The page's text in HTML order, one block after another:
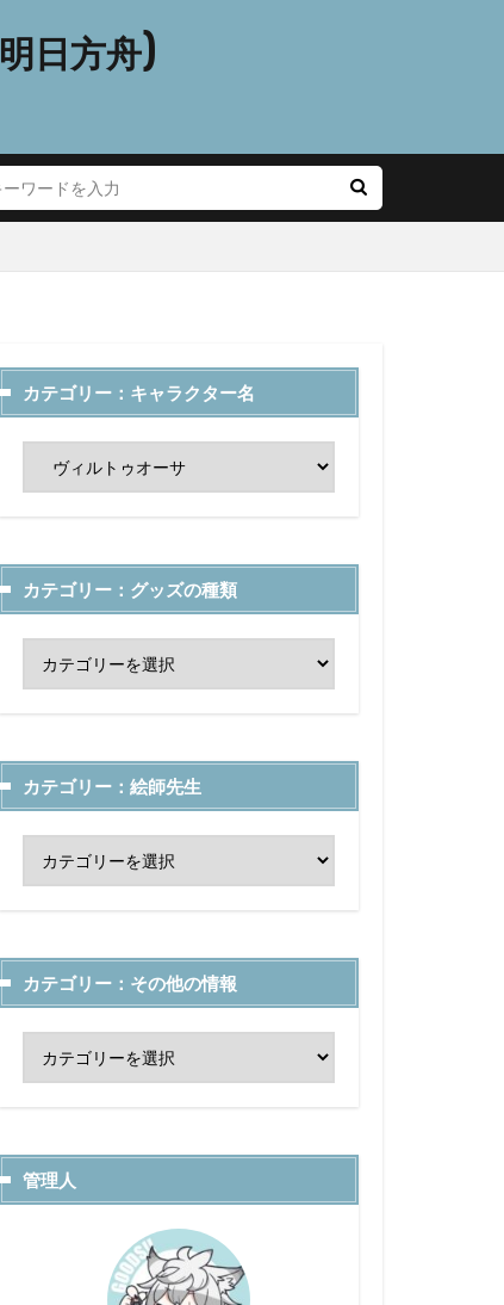
日方舟)
カテゴリー：キャラクター名
カテゴリー：グッズの種類
カテゴリー：絵師先生
カテゴリー：その他の情報
管理人